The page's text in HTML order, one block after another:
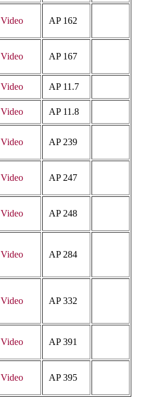
Video AP 162
Video AP 167
Video AP 11.7
Video AP 11.8
Video AP 239
Video AP 247
Video AP 248
Video AP 284
Video AP 332
Video AP 391
Video AP 395